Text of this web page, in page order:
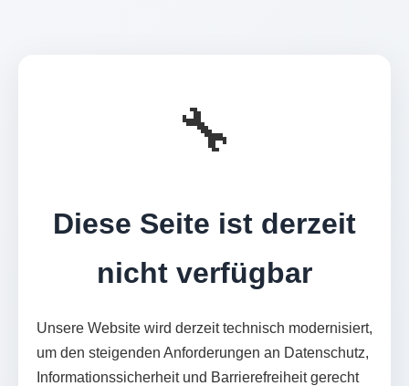
🔧
Diese Seite ist derzeit
nicht verfügbar
Unsere Website wird derzeit technisch modernisiert,
um den steigenden Anforderungen an Datenschutz,
Informationssicherheit und Barrierefreiheit gerecht